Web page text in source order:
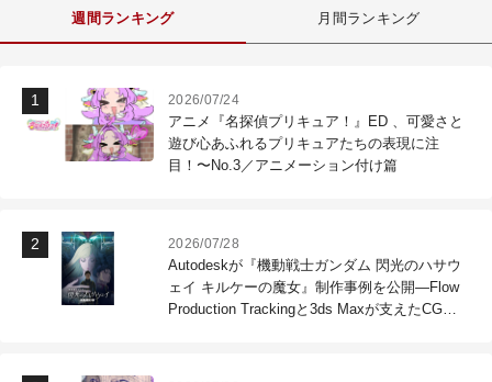
週間ランキング 月間ランキング
2026/07/24
アニメ『名探偵プリキュア！』ED 、可愛さと
遊び心あふれるプリキュアたちの表現に注
目！〜No.3／アニメーション付け篇
2026/07/28
Autodeskが『機動戦士ガンダム 閃光のハサウ
ェイ キルケーの魔女』制作事例を公開―Flow
Production Trackingと3ds Maxが支えたCG制